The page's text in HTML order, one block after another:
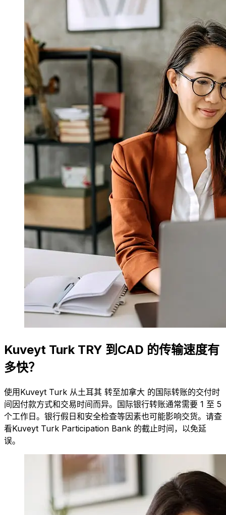
Kuveyt Turk TRY 到CAD 的传输速度有
多快？
使用Kuveyt Turk 从土耳其 转至加拿大 的国际转账的交付时
间因付款方式和交易时间而异。国际银行转账通常需要 1 至 5
个工作日。银行假日和安全检查等因素也可能影响交货。请查
看Kuveyt Turk Participation Bank 的截止时间，以免延
误。